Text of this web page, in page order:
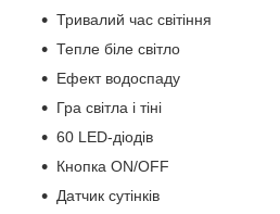
Тривалий час світіння
Тепле біле світло
Ефект водоспаду
Гра світла і тіні
60 LED-діодів
Кнопка ON/OFF
Датчик сутінків